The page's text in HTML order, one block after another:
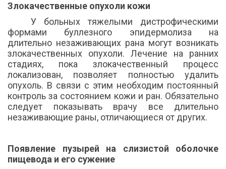
Злокачественные опухоли кожи
У больных тяжелыми дистрофическими
формами буллезного эпидермолиза на
длительно незаживающих рана могут возникать
злокачественных опухоли. Лечение на ранних
стадиях, пока злокачественный процесс
локализован, позволяет полностью удалить
опухоль. В связи с этим необходим постоянный
контроль за состоянием кожи и ран. Обязательно
следует показывать врачу все длительно
незаживающие раны, отличающиеся от других.
Появление пузырей на слизистой оболочке
пищевода и его сужение